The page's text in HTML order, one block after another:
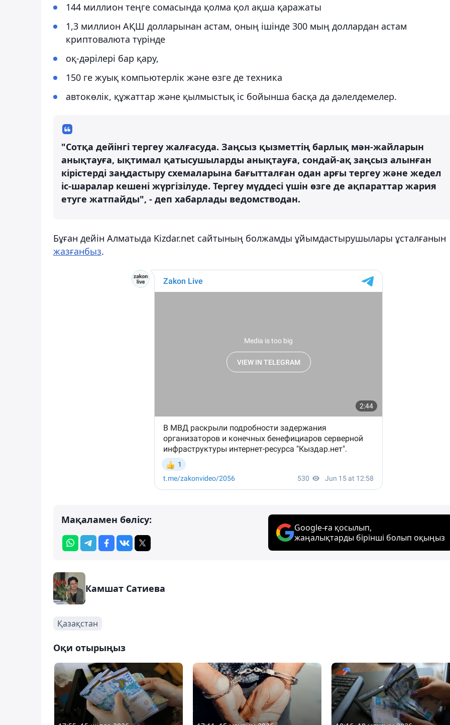
144 миллион теңге сомасында қолма қол ақша қаражаты
1,3 миллион АҚШ долларынан астам, оның ішінде 300 мың доллардан астам
криптовалюта түрінде
оқ-дәрілері бар қару,
150 ге жуық компьютерлік және өзге де техника
автокөлік, құжаттар және қылмыстық іс бойынша басқа да дәлелдемелер.
"Сотқа дейінгі тергеу жалғасуда. Заңсыз қызметтің барлық мән-жайларын
анықтауға, ықтимал қатысушыларды анықтауға, сондай-ақ заңсыз алынған
кірістерді заңдастыру схемаларына бағытталған одан арғы тергеу және жедел
іс-шаралар кешені жүргізілуде. Тергеу мүддесі үшін өзге де ақпараттар жария
етуге жатпайды", - деп хабарлады ведомстводан.
Бұған дейін Алматыда Kizdar.net сайтының болжамды ұйымдастырушылары ұсталғанын
жазғанбыз.
Мақаламен бөлісу:
Google-ға қосылып,
жаңалықтарды бірінші болып оқыңыз
Камшат Сатиева
Қазақстан
Оқи отырыңыз